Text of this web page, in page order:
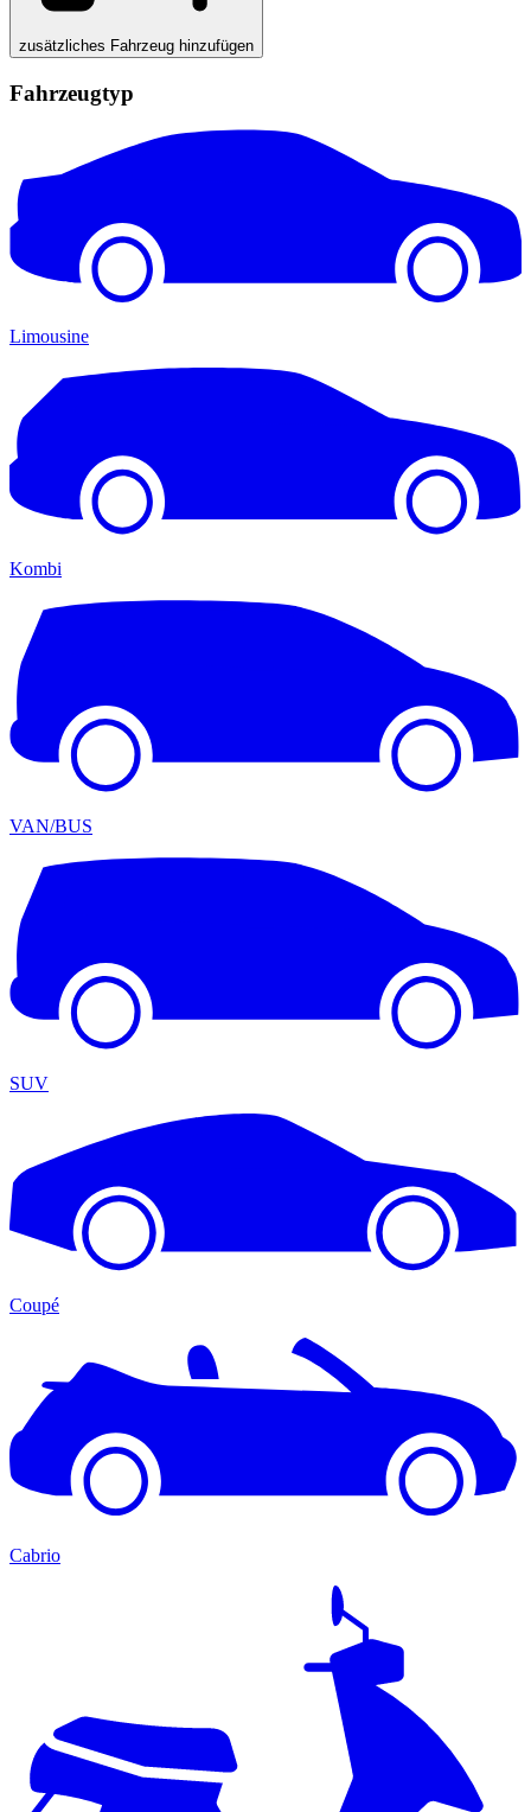
zusätzliches Fahrzeug hinzufügen
Fahrzeugtyp
Limousine
Kombi
VAN/BUS
SUV
Coupé
Cabrio